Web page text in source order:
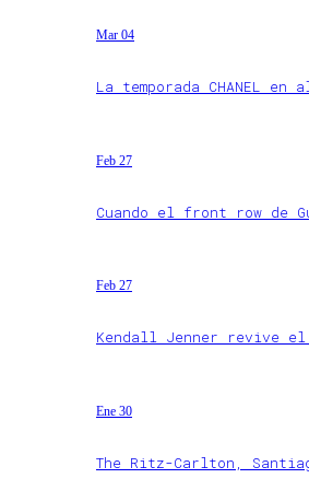
Mar 04
La temporada CHANEL en
Feb 27
Cuando el front row de
Feb 27
Kendall Jenner revive
Ene 30
The Ritz-Carlton,